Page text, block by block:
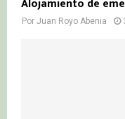
Alojamiento de
Por Juan Royo Abenia